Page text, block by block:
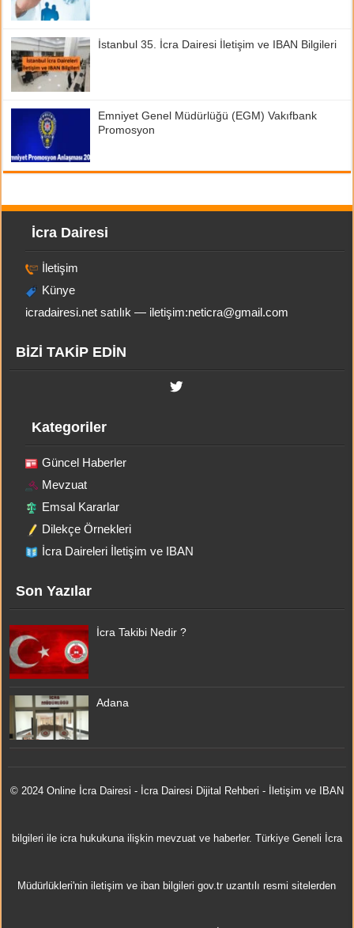
İstanbul 35. İcra Dairesi İletişim ve IBAN Bilgileri
Emniyet Genel Müdürlüğü (EGM) Vakıfbank
Promosyon
İcra Dairesi
İletişim
Künye
icradairesi.net satılık — iletişim:neticra@gmail.com
BİZİ TAKİP EDİN
Kategoriler
Güncel Haberler
Mevzuat
Emsal Kararlar
Dilekçe Örnekleri
İcra Daireleri İletişim ve IBAN
Son Yazılar
İcra Takibi Nedir ?
Adana
© 2024 Online İcra Dairesi - İcra Dairesi Dijital Rehberi - İletişim ve IBAN
bilgileri ile icra hukukuna ilişkin mevzuat ve haberler. Türkiye Geneli İcra
Müdürlükleri'nin iletişim ve iban bilgileri gov.tr uzantılı resmi sitelerden